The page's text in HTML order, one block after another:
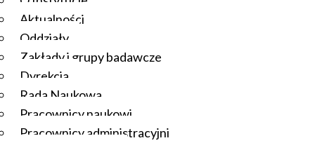
Aktualności
Oddziały
Zakłady i grupy badawcze
Dyrekcja
Rada Naukowa
Pracownicy naukowi
Pracownicy administracyjni